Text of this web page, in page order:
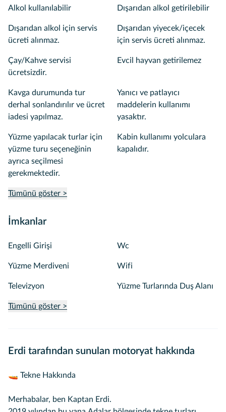
Alkol kullanılabilir Dışarıdan alkol getirilebilir
Dışarıdan alkol için servis
ücreti alınmaz.
Dışarıdan yiyecek/içecek
için servis ücreti alınmaz.
Çay/Kahve servisi
ücretsizdir.
Evcil hayvan getirilemez
Kavga durumunda tur
derhal sonlandırılır ve ücret
iadesi yapılmaz.
Yanıcı ve patlayıcı
maddelerin kullanımı
yasaktır.
Yüzme yapılacak turlar için
yüzme turu seçeneğinin
ayrıca seçilmesi
gerekmektedir.
Kabin kullanımı yolculara
kapalıdır.
Tümünü göster >
İmkanlar
Engelli Girişi Wc
Yüzme Merdiveni Wifi
Televizyon Yüzme Turlarında Duş Alanı
Tümünü göster >
Erdi tarafından sunulan motoryat hakkında
🚤 Tekne Hakkında
Merhabalar, ben Kaptan Erdi.